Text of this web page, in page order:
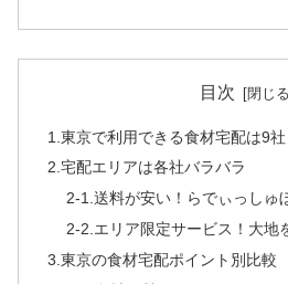
目次
1.東京で利用できる食材宅配は9社
2.宅配エリアは各社バラバラ
2-1.送料が安い！らでぃっしゅ
2-2.エリア限定サービス！大地
3.東京の食材宅配ポイント別比較